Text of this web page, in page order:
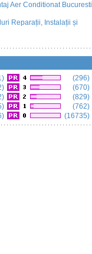
Aer Conditionat Bucuresti
Reparații, Instalații și
(296)
(670)
(829)
(762)
(16735)